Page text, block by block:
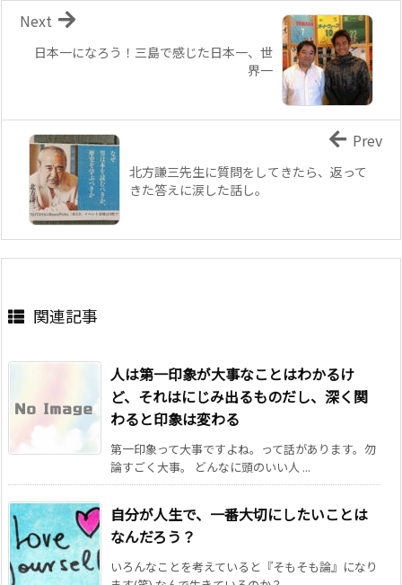
日本一になろう！三島で感じた日本一、世
界一
Next
北方謙三先生に質問をしてきたら、返って
きた答えに涙した話し。
Prev
関連記事
人は第一印象が大事なことはわかるけ
ど、それはにじみ出るものだし、深く関
わると印象は変わる
第一印象って大事ですよね。って話があります。勿
論すごく大事。 どんなに頭のいい人 ...
自分が人生で、一番大切にしたいことは
なんだろう？
いろんなことを考えていると『そもそも論』になり